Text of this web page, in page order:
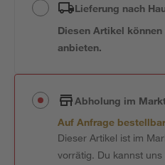
Lieferung nach
Diesen Artikel
anbieten.
Abholung im
Auf Anfrage
Dieser Artikel ist im
vorrätig. Du kannst